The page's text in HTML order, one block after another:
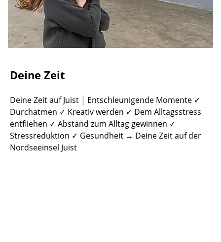
Deine Zeit
Deine Zeit auf Juist | Entschleunigende Momente ✓
Durchatmen ✓ Kreativ werden ✓ Dem Alltagsstress
entfliehen ✓ Abstand zum Alltag gewinnen ✓
Stressreduktion ✓ Gesundheit → Deine Zeit auf der
Nordseeinsel Juist